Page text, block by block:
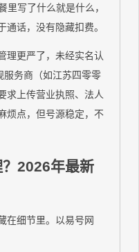
里写了什么就是什么，
话，没有隐藏扣费。
理更严了，未经实名认
服务商（如江苏四零零
求上传营业执照、法人
烦点，但号源稳定，不
2026年最新
在细节里。以易号网